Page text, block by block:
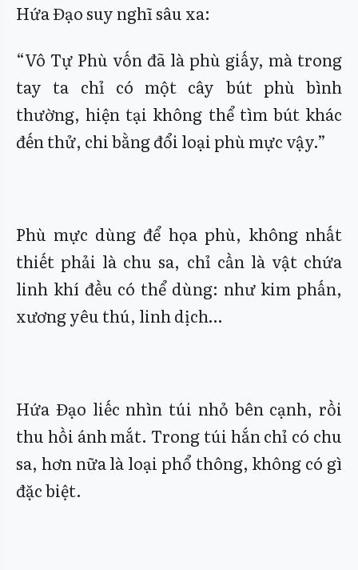
Hứa Đạo suy nghĩ sâu xa:
“Vô Tự Phù vốn đã là phù giấy, mà trong
tay ta chỉ có một cây bút phù bình
thường, hiện tại không thể tìm bút khác
đến thử, chi bằng đổi loại phù mực vậy.”
Phù mực dùng để họa phù, không nhất
thiết phải là chu sa, chỉ cần là vật chứa
linh khí đều có thể dùng: như kim phấn,
xương yêu thú, linh dịch…
Hứa Đạo liếc nhìn túi nhỏ bên cạnh, rồi
thu hồi ánh mắt. Trong túi hắn chỉ có chu
sa, hơn nữa là loại phổ thông, không có gì
đặc biệt.